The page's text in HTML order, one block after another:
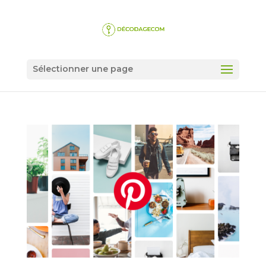
Sélectionner une page